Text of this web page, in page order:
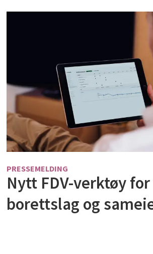
PRESSEMELDING
Nytt FDV-verktøy for
borettslag og